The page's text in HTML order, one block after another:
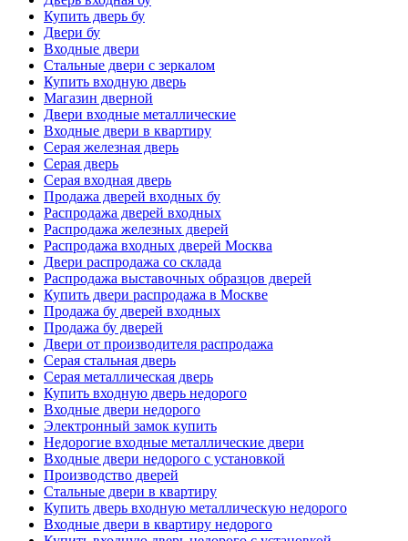
Купить дверь бу
Двери бу
Входные двери
Стальные двери с зеркалом
Купить входную дверь
Магазин дверной
Двери входные металлические
Входные двери в квартиру
Серая железная дверь
Серая дверь
Серая входная дверь
Продажа дверей входных бу
Распродажа дверей входных
Распродажа железных дверей
Распродажа входных дверей Москва
Двери распродажа со склада
Распродажа выставочных образцов дверей
Купить двери распродажа в Москве
Продажа бу дверей входных
Продажа бу дверей
Двери от производителя распродажа
Серая стальная дверь
Серая металлическая дверь
Купить входную дверь недорого
Входные двери недорого
Электронный замок купить
Недорогие входные металлические двери
Входные двери недорого с установкой
Производство дверей
Стальные двери в квартиру
Купить дверь входную металлическую недорого
Входные двери в квартиру недорого